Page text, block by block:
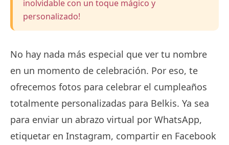
inolvidable con un toque mágico y
personalizado!
No hay nada más especial que ver tu nombre
en un momento de celebración. Por eso, te
ofrecemos fotos para celebrar el cumpleaños
totalmente personalizadas para Belkis. Ya sea
para enviar un abrazo virtual por WhatsApp,
etiquetar en Instagram, compartir en Facebook